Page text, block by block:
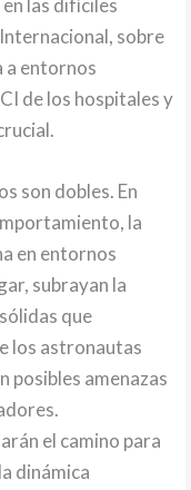
las difíciles
sobre
a entornos
de los hospitales y
son dobles. En
la
en entornos
subrayan la
que
los astronautas
posibles amenazas
el camino para
dinámica